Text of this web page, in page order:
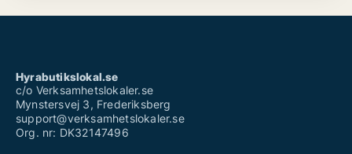
Hyrabutikslokal.se
c/o Verksamhetslokaler.se
Mynstersvej 3, Frederiksberg
support@verksamhetslokaler.se
Org. nr: DK32147496